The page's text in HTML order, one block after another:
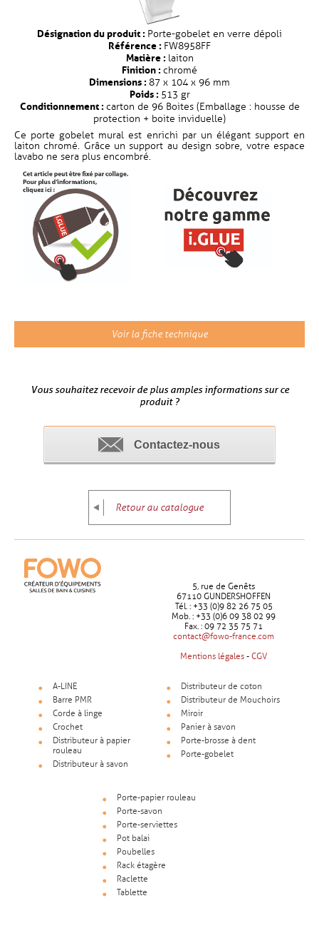
Désignation du produit : Porte-gobelet en verre dépoli
Référence : FW8958FF
Matière : laiton
Finition : chromé
Dimensions : 87 x 104 x 96 mm
Poids : 513 gr
Conditionnement : carton de 96 Boites (Emballage : housse de
protection + boite inviduelle)
Ce porte gobelet mural est enrichi par un élégant support en
laiton chromé. Grâce un support au design sobre, votre espace
lavabo ne sera plus encombré.
Voir la fiche technique
Vous souhaitez recevoir de plus amples informations sur ce
produit ?
Contactez-nous
Retour au catalogue
5, rue de Genêts
67110 GUNDERSHOFFEN
Tél. : +33 (0)9 82 26 75 05
Mob. : +33 (0)6 09 38 02 99
Fax. : 09 72 35 75 71
contact@fowo-france.com
Mentions légales - CGV
A-LINE
Barre PMR
Corde à linge
Crochet
Distributeur à papier
rouleau
Distributeur à savon
Distributeur de coton
Distributeur de Mouchoirs
Miroir
Panier à savon
Porte-brosse à dent
Porte-gobelet
Porte-papier rouleau
Porte-savon
Porte-serviettes
Pot balai
Poubelles
Rack étagère
Raclette
Tablette